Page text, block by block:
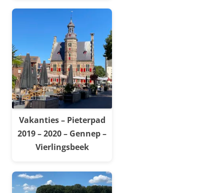
Vakanties – Pieterpad
2019 – 2020 – Gennep –
Vierlingsbeek